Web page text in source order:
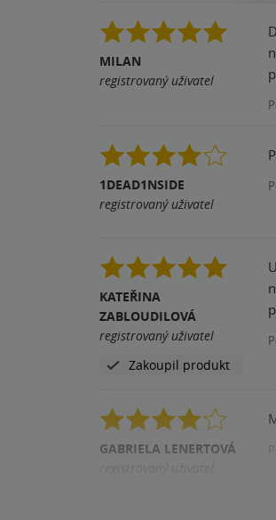
MILAN
registrovaný uživatel
1DEAD1NSIDE
registrovaný uživatel
KATEŘINA
ZABLOUDILOVÁ
registrovaný uživatel
Zakoupil produkt
GABRIELA LENERTOVÁ